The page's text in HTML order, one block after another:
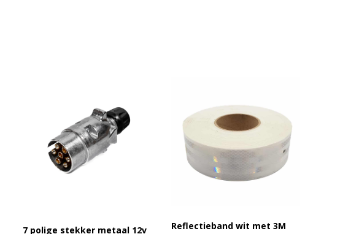
7 polige stekker metaal 12v
Reflectieband wit met 3M